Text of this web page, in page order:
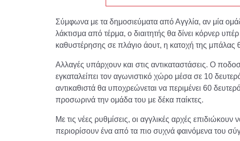
Σύμφωνα με τα δημοσιεύματα από Αγγλία, αν μία
λάκτισμα από τέρμα, ο διαιτητής θα δίνει κόρνερ
καθυστέρησης σε πλάγιο άουτ, η κατοχή της μπάλας
Αλλαγές υπάρχουν και στις αντικαταστάσεις. Ο
εγκαταλείπει τον αγωνιστικό χώρο μέσα σε 10
αντικαθιστά θα υποχρεώνεται να περιμένει 60
προσωρινά την ομάδα του με δέκα παίκτες.
Με τις νέες ρυθμίσεις, οι αγγλικές αρχές
περιορίσουν ένα από τα πιο συχνά φαινόμενα του